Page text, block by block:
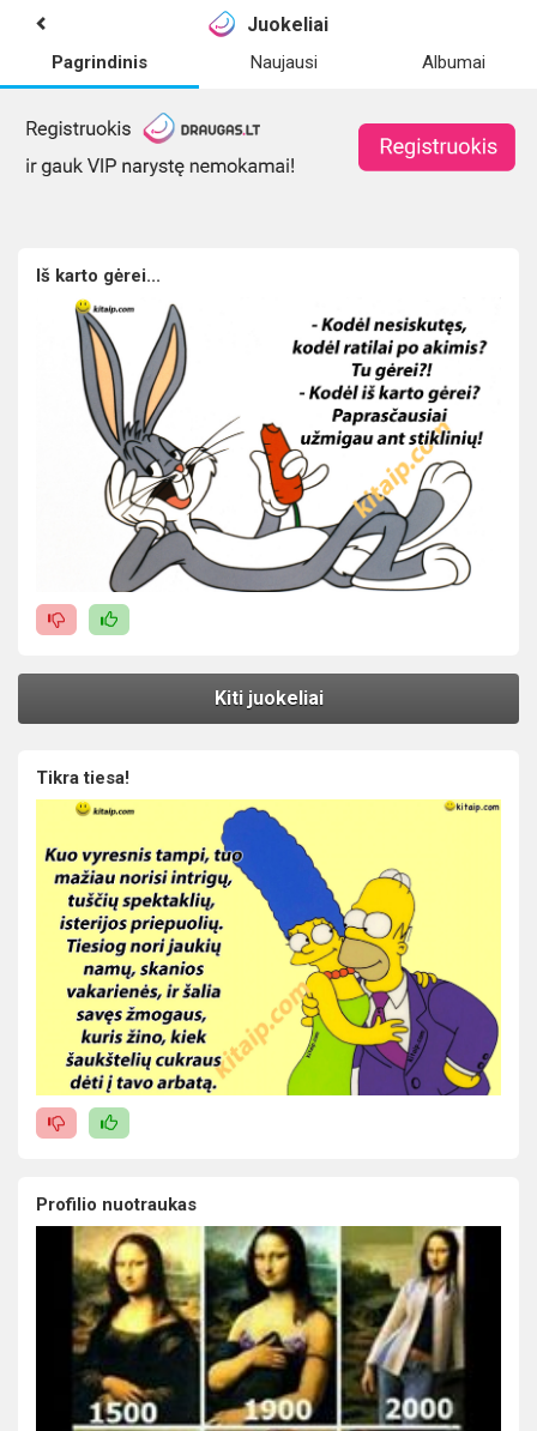
Juokeliai
Pagrindinis Naujausi Albumai
Iš karto gėrei...
Kiti juokeliai
Tikra tiesa!
Profilio nuotraukas